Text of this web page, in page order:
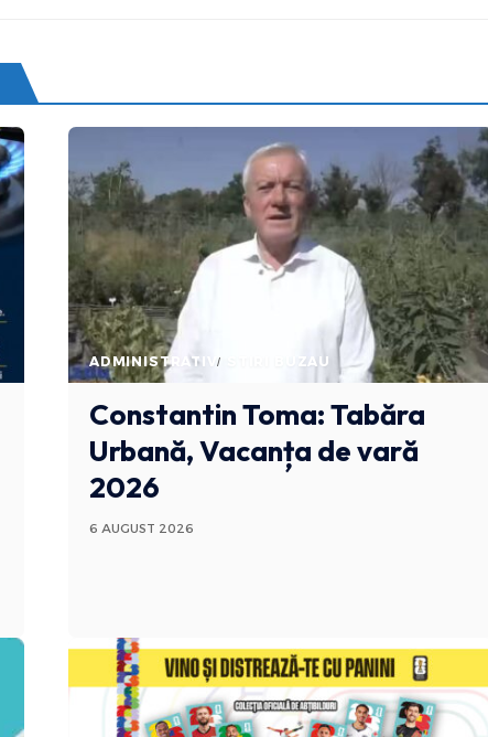
ADMINISTRATIV STIRI BUZAU
Constantin Toma: Tabăra
Urbană, Vacanța de vară
2026
6 AUGUST 2026